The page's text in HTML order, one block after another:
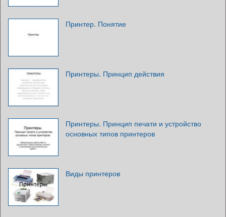
Принтер. Понятие
Принтеры. Принцип действия
Принтеры. Принцип печати и устройство
основных типов принтеров
Виды принтеров